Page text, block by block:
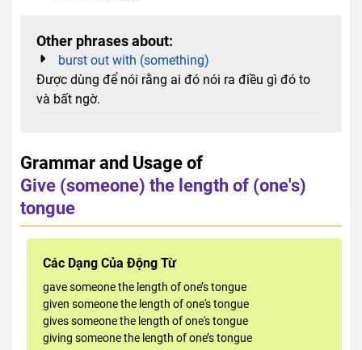
Other phrases about:
burst out with (something)
Được dùng để nói rằng ai đó nói ra điều gì đó to
và bất ngờ.
Grammar and Usage of
Give (someone) the length of (one's)
tongue
Các Dạng Của Động Từ
gave someone the length of one’s tongue
given someone the length of one's tongue
gives someone the length of one's tongue
giving someone the length of one’s tongue